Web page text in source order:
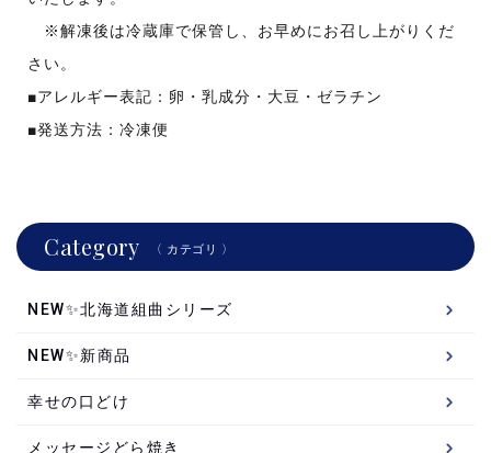
※解凍後は冷蔵庫で保管し、お早めにお召し上がりくだ
さい。
■アレルギー表記：卵・乳成分・大豆・ゼラチン
■発送方法：冷凍便
Category 〈 カテゴリ 〉
NEW✨北海道組曲シリーズ
NEW✨新商品
幸せの口どけ
メッセージどら焼き